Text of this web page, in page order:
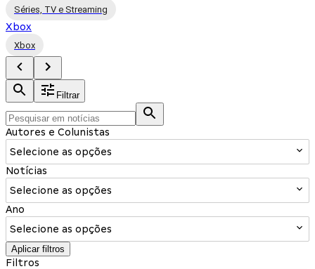
Séries, TV e Streaming
Xbox
Xbox
Filtrar
Autores e Colunistas
Selecione as opções
Notícias
Selecione as opções
Ano
Selecione as opções
Aplicar filtros
Filtros